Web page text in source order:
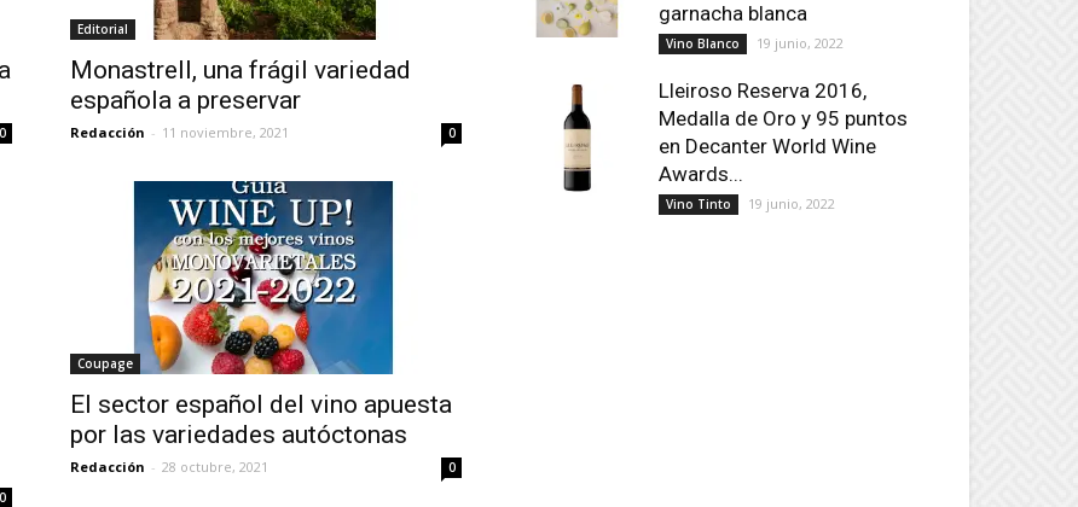
0
Editorial
Monastrell, una frágil variedad
española a preservar
Redacción - 11 noviembre, 2021 0
0
Coupage
El sector español del vino apuesta
por las variedades autóctonas
Redacción - 28 octubre, 2021 0
garnacha blanca
Vino Blanco 19 junio, 2022
Lleiroso Reserva 2016,
Medalla de Oro y 95 puntos
en Decanter World Wine
Awards...
Vino Tinto 19 junio, 2022